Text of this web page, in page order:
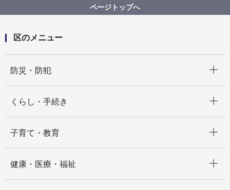
ページトップへ
区のメニュー
防災・防犯
くらし・手続き
子育て・教育
健康・医療・福祉